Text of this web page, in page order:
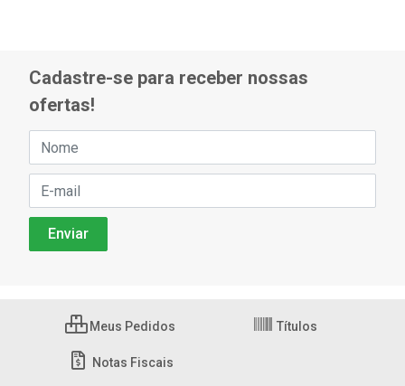
Cadastre-se para receber nossas
ofertas!
Meus Pedidos Títulos
Notas Fiscais